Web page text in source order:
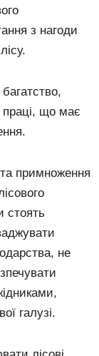
з нагоди
праці, що має
примноження
стоять
не
галузі.